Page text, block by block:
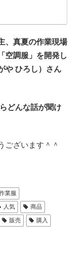
、真夏の作業現場
空調服」を開発し
や ひろし）さん
どんな話が聞け
ございます＾＾
業服
人気
商品
販売
購入